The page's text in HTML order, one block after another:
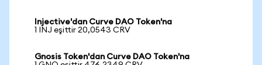
Injective'dan Curve DAO Token'na
1 INJ eşittir 20,0543 CRV
Gnosis Token'dan Curve DAO Token'na